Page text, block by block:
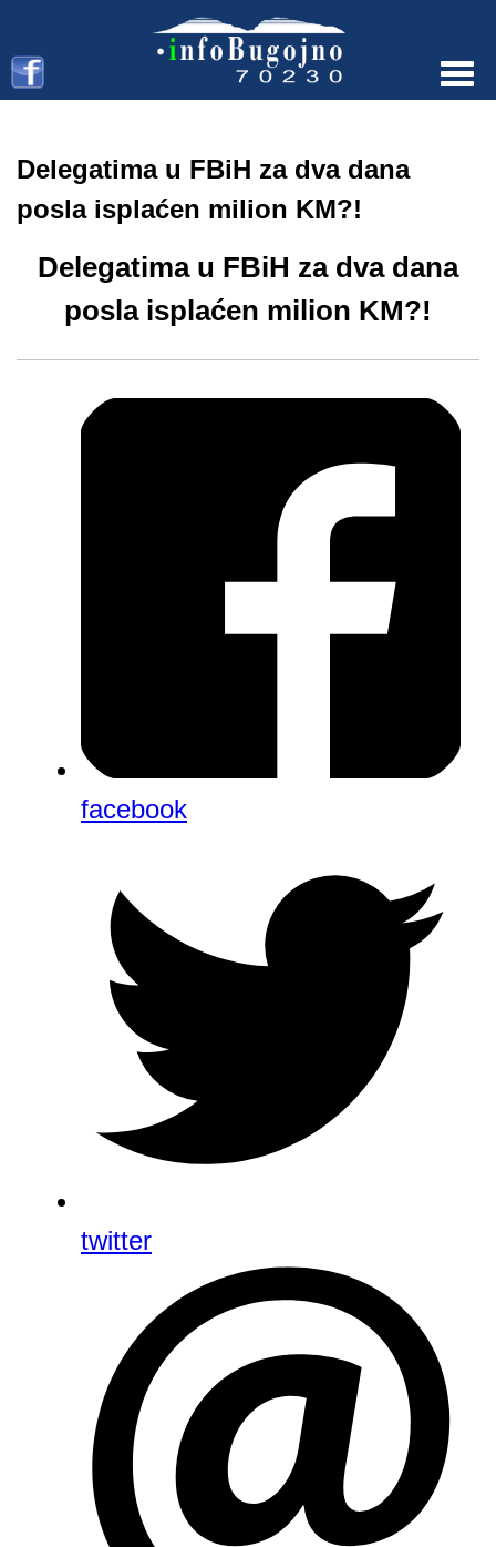
Delegatima u FBiH za dva dana
posla isplaćen milion KM?!
Delegatima u FBiH za dva dana
posla isplaćen milion KM?!
facebook
twitter